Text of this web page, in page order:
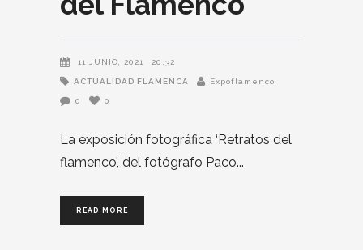
11 JUNIO, 2021 20:32
ACTUALIDAD FLAMENCA Expoflamenco
0 0
La exposición fotográfica ‘Retratos del
flamenco’, del fotógrafo Paco
READ MORE